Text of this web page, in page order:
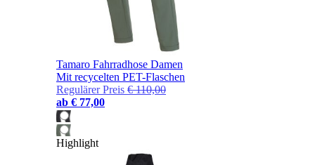
Tamaro Fahrradhose Damen
Mit recycelten PET-Flaschen
Regulärer Preis € 110,00
ab € 77,00
Highlight